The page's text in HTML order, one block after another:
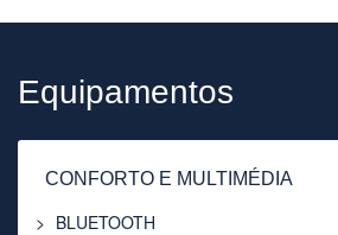
Equipamentos
CONFORTO E MULTIMÉDIA
BLUETOOTH